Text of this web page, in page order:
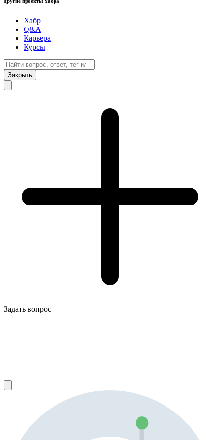
Хабр
Q&A
Карьера
Курсы
Закрыть
Задать вопрос